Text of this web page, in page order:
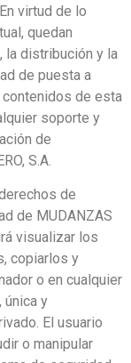
virtud de lo
quedan
la distribución y la
de puesta a
de esta
soporte y
de
S.A.
de
de MUDANZAS
visualizar los
copiarlos y
o en cualquier
y
El usuario
o manipular